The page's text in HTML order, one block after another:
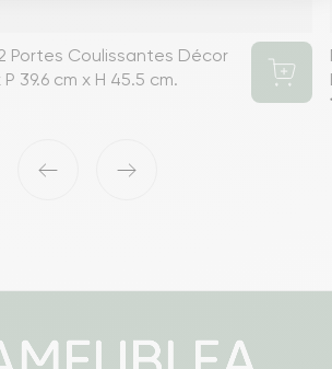
Portes Coulissantes Décor
39.6 cm x H 45.5 cm.
‹ ›